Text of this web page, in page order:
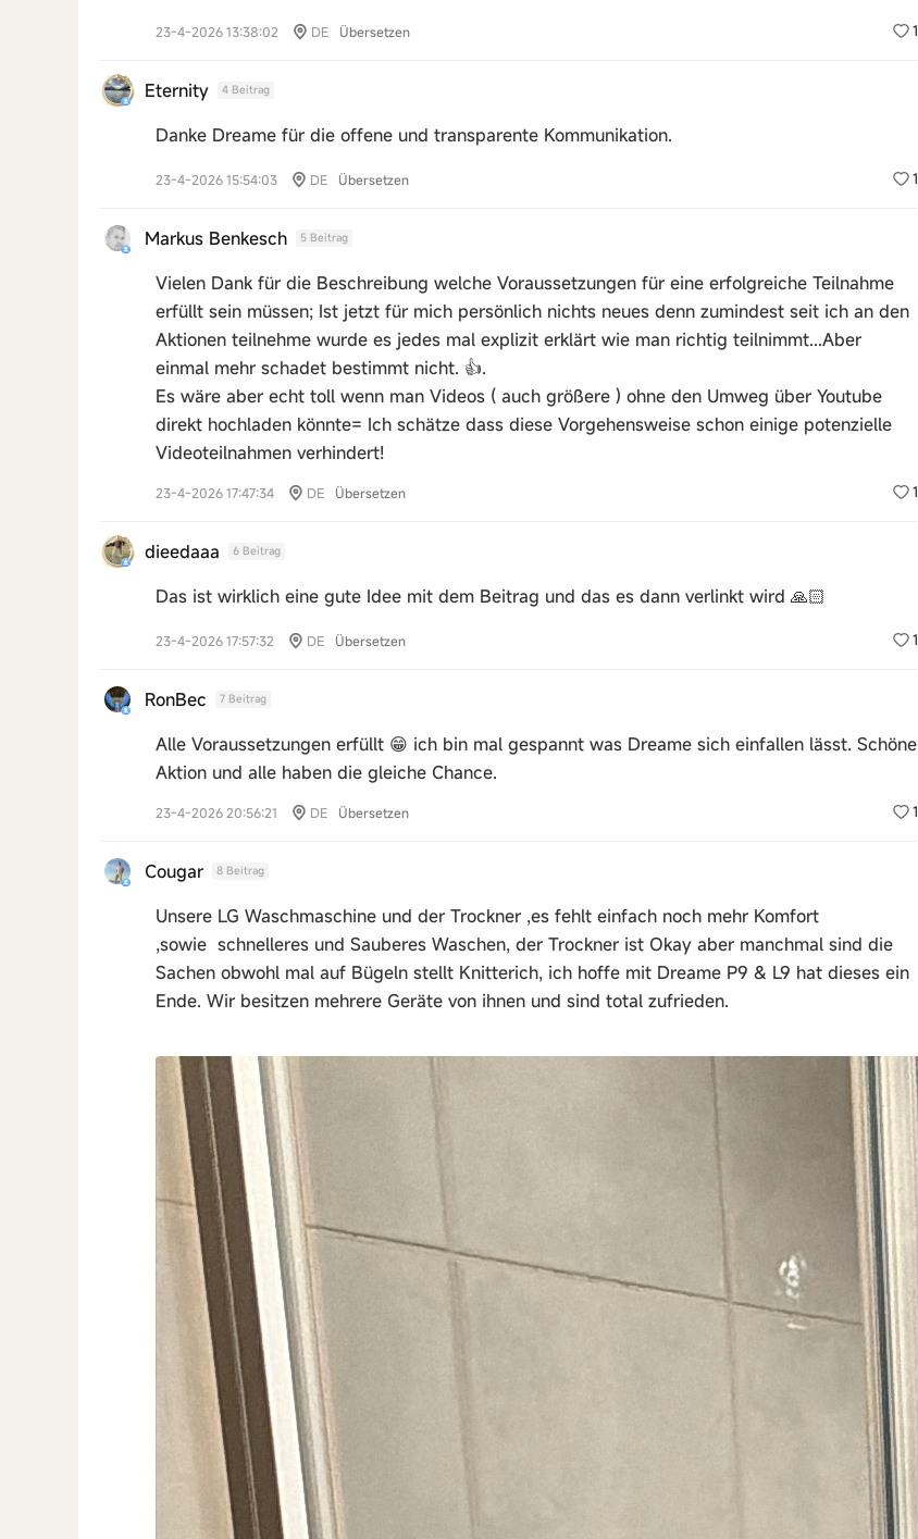
1
23-4-2026 13:38:02 DE Übersetzen
Eternity 4 Beitrag
Danke Dreame für die offene und transparente Kommunikation.
1
23-4-2026 15:54:03 DE Übersetzen
Markus Benkesch 5 Beitrag
Vielen Dank für die Beschreibung welche Voraussetzungen für eine erfolgreiche Teilnahme
erfüllt sein müssen; Ist jetzt für mich persönlich nichts neues denn zumindest seit ich an den
Aktionen teilnehme wurde es jedes mal explizit erklärt wie man richtig teilnimmt...Aber
einmal mehr schadet bestimmt nicht. 👍.
Es wäre aber echt toll wenn man Videos ( auch größere ) ohne den Umweg über Youtube
direkt hochladen könnte= Ich schätze dass diese Vorgehensweise schon einige potenzielle
Videoteilnahmen verhindert!
1
23-4-2026 17:47:34 DE Übersetzen
dieedaaa 6 Beitrag
Das ist wirklich eine gute Idee mit dem Beitrag und das es dann verlinkt wird 🙏🏻
1
23-4-2026 17:57:32 DE Übersetzen
RonBec 7 Beitrag
Alle Voraussetzungen erfüllt 😁 ich bin mal gespannt was Dreame sich einfallen lässt. Schöne
Aktion und alle haben die gleiche Chance.
1
23-4-2026 20:56:21 DE Übersetzen
Cougar 8 Beitrag
Unsere LG Waschmaschine und der Trockner ,es fehlt einfach noch mehr Komfort
,sowie schnelleres und Sauberes Waschen, der Trockner ist Okay aber manchmal sind die
Sachen obwohl mal auf Bügeln stellt Knitterich, ich hoffe mit Dreame P9 & L9 hat dieses ein
Ende. Wir besitzen mehrere Geräte von ihnen und sind total zufrieden.